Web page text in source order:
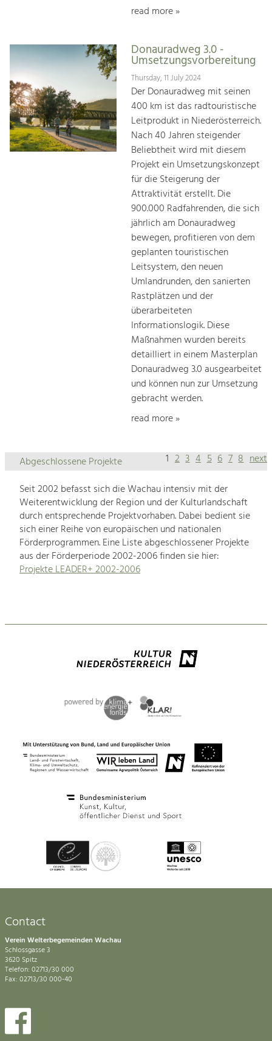
read more »
Donauradweg 3.0 -
Umsetzungsvorbereitung
Thursday, 11 July 2024
Der Donauradweg mit seinen
400 km ist das radtouristische
Leitprodukt in Niederösterreich.
Nach 40 Jahren steigender
Beliebtheit wird mit diesem
Projekt ein Umsetzungskonzept
für die Steigerung der
Attraktivität erstellt. Die
900.000 Radfahrenden, die sich
jährlich am Donauradweg
bewegen, profitieren von dem
geplanten touristischen
Leitsystem, den neuen
Umlandrunden, den sanierten
Rastplätzen und der
überarbeiteten
Informationslogik. Diese
Maßnahmen wurden bereits
detailliert in einem Masterplan
Donauradweg 3.0 ausgearbeitet
und können nun zur Umsetzung
gebracht werden.
read more »
1 2 3 4 5 6 7 8 next
Abgeschlossene Projekte
Seit 2002 befasst sich die Wachau intensiv mit der
Weiterentwicklung der Region und der Kulturlandschaft
durch entsprechende Projektvorhaben. Dabei bedient sie
sich einer Reihe von europäischen und nationalen
Förderprogrammen. Eine Liste abgeschlossener Projekte
aus der Förderperiode 2002-2006 finden sie hier:
Projekte LEADER+ 2002-2006
Contact
Verein Welterbegemeinden Wachau
Schlossgasse 3
3620 Spitz
Telefon: 02713/30 000
Fax: 02713/30 000-40